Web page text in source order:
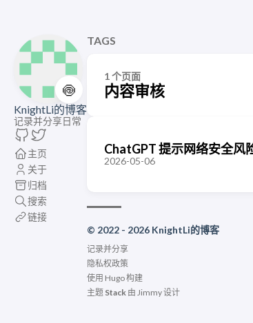
🍥
KnightLi的博客
记录并分享日常
主页
关于
归档
搜索
链接
TAGS
1 个页面
内容审核
ChatGPT 提示网络安全风
2026-05-06
© 2022 - 2026 KnightLi的博客
记录并分享
隐私权政策
使用 Hugo构建
主题 Stack 由 Jimmy设计